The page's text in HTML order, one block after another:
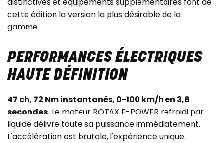
distinctives et équipements supplémentaires font de
cette édition la version la plus désirable de la
gamme.
PERFORMANCES ÉLECTRIQUES
HAUTE DÉFINITION
47 ch, 72 Nm instantanés, 0-100 km/h en 3,8
secondes. Le moteur ROTAX E-POWER refroidi par
liquide délivre toute sa puissance immédiatement.
L'accélération est brutale, l'expérience unique.